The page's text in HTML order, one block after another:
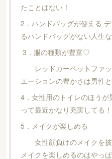
たことはない！
2．ハンドバッグが使える
るハンドバッグがない人生
3．服の種類が豊富♡
レッドカーペットファッ
エーションの豊かさは男性
4．女性用のトイレのほう
って最近かなり充実してる！
5．メイクが楽しめる
女性顔負けのメイクを披
メイクを楽しめるのはやっ